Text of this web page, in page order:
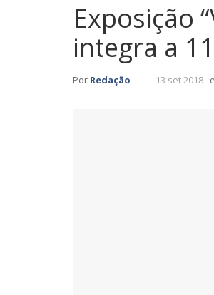
Exposição
integra a
Por Redação 13 set 2018